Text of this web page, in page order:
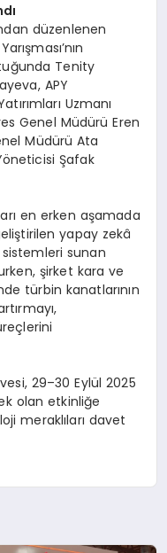
düzenlenen
Tenity
APY
Uzmanı
Genel Müdürü Eren
Müdürü Ata
Şafak
en erken aşamada
yapay zekâ
sunan
şirket kara ve
türbin kanatlarının
29–30 Eylül 2025
olan etkinliğe
meraklıları davet